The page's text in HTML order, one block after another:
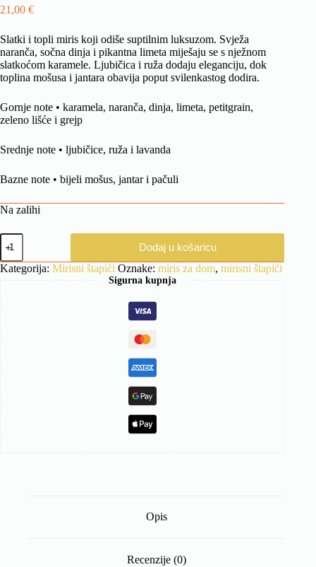
21,00 €
Slatki i topli miris koji odiše suptilnim luksuzom. Svježa
naranča, sočna dinja i pikantna limeta miješaju se s nježnom
slatkoćom karamele. Ljubičica i ruža dodaju eleganciju, dok
toplina mošusa i jantara obavija poput svilenkastog dodira.
Gornje note • karamela, naranča, dinja, limeta, petitgrain,
zeleno lišće i grejp
Srednje note • ljubičice, ruža i lavanda
Bazne note • bijeli mošus, jantar i pačuli
Na zalihi
Mirisni
štapići
Dore
količina
Dodaj u košaricu
Kategorija: Mirisni štapići Oznake: miris za dom, mirisni štapići
Sigurna kupnja
Opis
Recenzije (0)